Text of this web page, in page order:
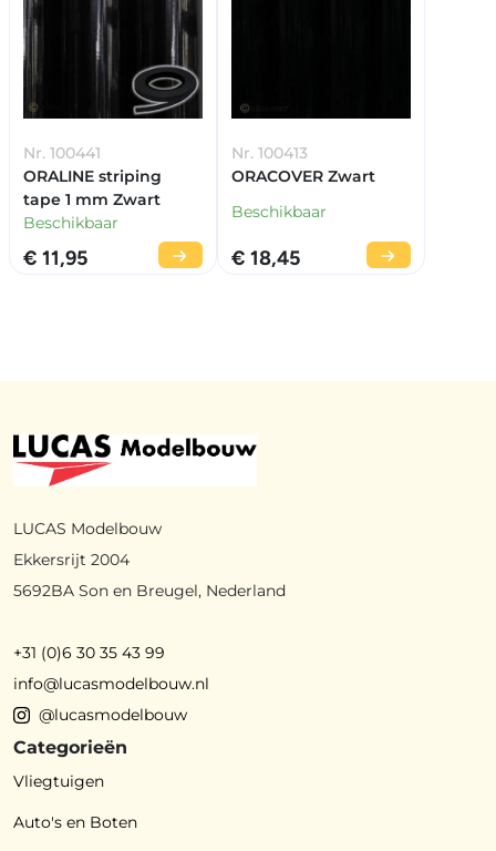
Nr. 100441
ORALINE striping
tape 1 mm Zwart
Beschikbaar
€ 11,95
Nr. 100413
ORACOVER Zwart
Beschikbaar
€ 18,45
LUCAS Modelbouw
Ekkersrijt 2004
5692BA Son en Breugel, Nederland
+31 (0)6 30 35 43 99
info@lucasmodelbouw.nl
@lucasmodelbouw
Categorieën
Vliegtuigen
Auto's en Boten